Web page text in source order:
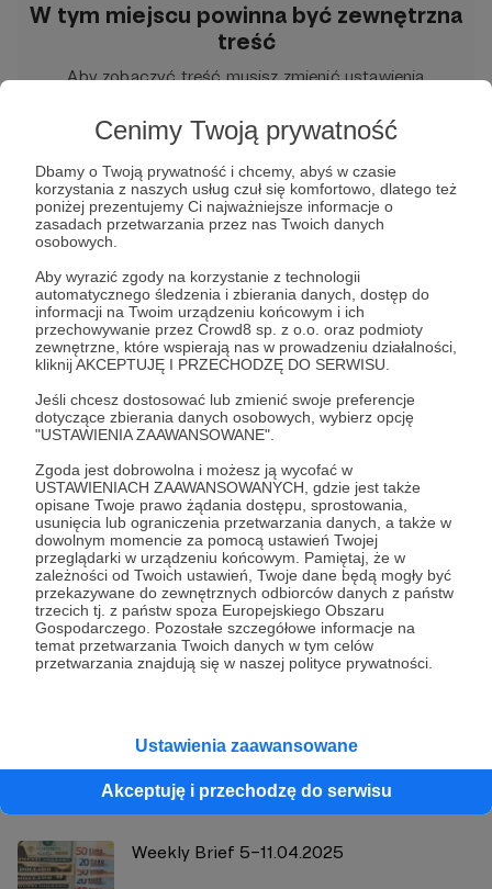
Cenimy Twoją prywatność
Dbamy o Twoją prywatność i chcemy, abyś w czasie
korzystania z naszych usług czuł się komfortowo, dlatego też
poniżej prezentujemy Ci najważniejsze informacje o
zasadach przetwarzania przez nas Twoich danych
osobowych.
Aby wyrazić zgody na korzystanie z technologii
automatycznego śledzenia i zbierania danych, dostęp do
informacji na Twoim urządzeniu końcowym i ich
przechowywanie przez Crowd8 sp. z o.o. oraz podmioty
zewnętrzne, które wspierają nas w prowadzeniu działalności,
kliknij AKCEPTUJĘ I PRZECHODZĘ DO SERWISU.
Jeśli chcesz dostosować lub zmienić swoje preferencje
dotyczące zbierania danych osobowych, wybierz opcję
"USTAWIENIA ZAAWANSOWANE".
Zgoda jest dobrowolna i możesz ją wycofać w
USTAWIENIACH ZAAWANSOWANYCH, gdzie jest także
opisane Twoje prawo żądania dostępu, sprostowania,
usunięcia lub ograniczenia przetwarzania danych, a także w
dowolnym momencie za pomocą ustawień Twojej
przeglądarki w urządzeniu końcowym. Pamiętaj, że w
zależności od Twoich ustawień, Twoje dane będą mogły być
przekazywane do zewnętrznych odbiorców danych z państw
trzecich tj. z państw spoza Europejskiego Obszaru
Gospodarczego. Pozostałe szczegółowe informacje na
temat przetwarzania Twoich danych w tym celów
przetwarzania znajdują się w naszej polityce prywatności.
Ustawienia zaawansowane
Akceptuję i przechodzę do serwisu
W tym miejscu powinna być zewnętrzna
treść
Aby zobaczyć treść musisz zmienić ustawienia
Jacek Bartosiak Marek Budzisz Albert Świdziński
Marek Stefan Wideo Rosja Ukraina USA
strategia
Udostępnij
Zobacz profil autora
Zobacz również
Jacek Bartosiak | Gen (ret) Ben Hodges |
On the war in Ukraine and in Europe (Video)
Weekly Brief 5–11.04.2025